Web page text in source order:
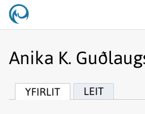
Anika K.
YFIRLIT LEIT